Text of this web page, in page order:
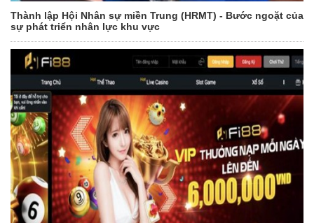
Thành lập Hội Nhân sự miền Trung (HRMT) - Bước ngoặt của
sự phát triển nhân lực khu vực